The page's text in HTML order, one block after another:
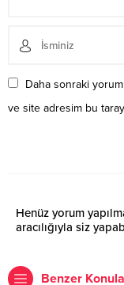
Daha sonraki
ve site adresim bu
Henüz yorum
aracılığıyla siz
Benzer